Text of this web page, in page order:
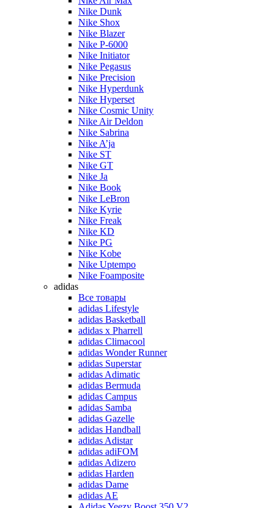
Nike Dunk
Nike Shox
Nike Blazer
Nike P-6000
Nike Initiator
Nike Pegasus
Nike Precision
Nike Hyperdunk
Nike Hyperset
Nike Cosmic Unity
Nike Air Deldon
Nike Sabrina
Nike A’ja
Nike ST
Nike GT
Nike Ja
Nike Book
Nike LeBron
Nike Kyrie
Nike Freak
Nike KD
Nike PG
Nike Kobe
Nike Uptempo
Nike Foamposite
adidas
Все товары
adidas Lifestyle
adidas Basketball
adidas x Pharrell
adidas Climacool
adidas Wonder Runner
adidas Superstar
adidas Adimatic
adidas Bermuda
adidas Campus
adidas Samba
adidas Gazelle
adidas Handball
adidas Adistar
adidas adiFOM
adidas Adizero
adidas Harden
adidas Dame
adidas AE